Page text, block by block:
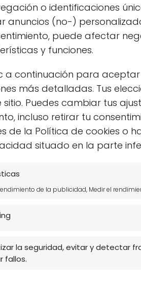
o identificaciones
anuncios (no-)
puede afectar
y funciones.
a continuación para
más detalladas. Tus
sitio. Puedes cambiar tus
incluso retirar tu
de la Política de cookies o
situado en la parte
de la publicidad, Medir el
la seguridad, evitar y detectar
fallos.
verduras en freidora de
puedes probar en casa.
freidora de
sencillo.
A continuación, te
unos minutos.
uniformes para una
favoritas para sazonar.
durante